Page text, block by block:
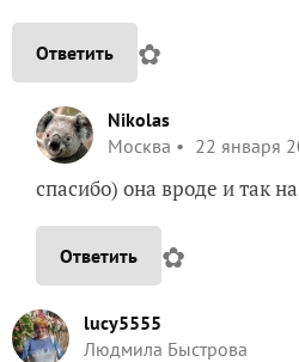
Ответить ✿
Nikolas
Москва
22 января
спасибо) она вроде и так
Ответить ✿
lucy5555
Людмила Быстрова